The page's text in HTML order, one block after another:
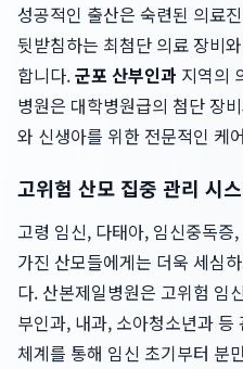
성공적인 출산은 숙련된 의료
뒷받침하는 최첨단 의료 장비
합니다.군포 산부인과 지역의
병원은 대학병원급의 첨단 장
와 신생아를 위한 전문적인 케
고위험 산모 집중 관리 시
고령 임신, 다태아, 임신중독
가진 산모들에게는 더욱 세심
다. 산본제일병원은 고위험 임
부인과, 내과, 소아청소년과
체계를 통해 임신 초기부터 분